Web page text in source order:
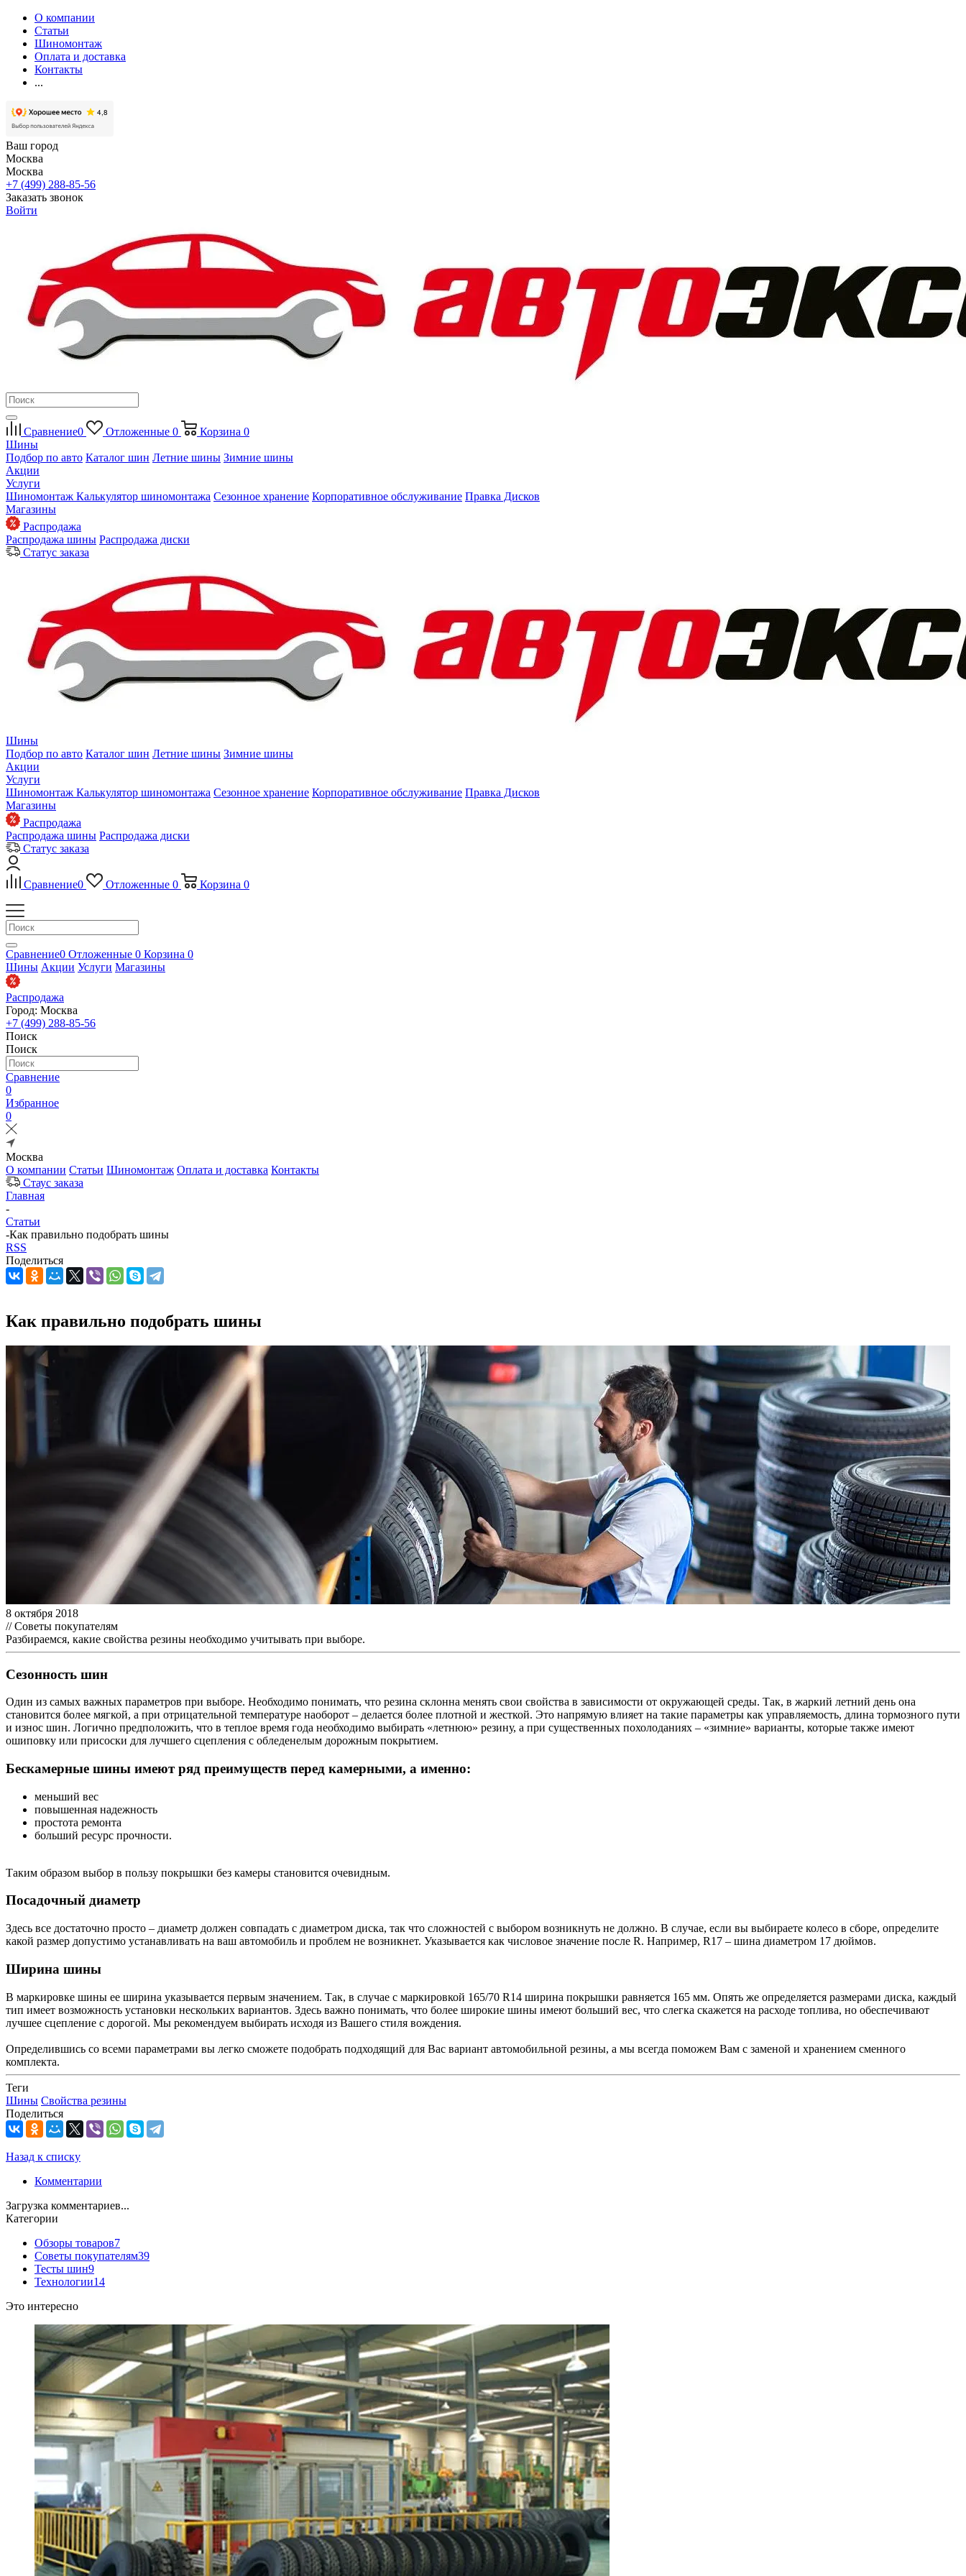
О компании
Статьи
Шиномонтаж
Оплата и доставка
Контакты
...
Ваш город
Москва
Москва
+7 (499) 288-85-56
Заказать звонок
Войти
Сравнение0 Отложенные 0 Корзина 0
Шины
Подбор по авто Каталог шин Летние шины Зимние шины
Акции
Услуги
Шиномонтаж Калькулятор шиномонтажа Сезонное хранение Корпоративное обслуживание Правка Дисков
Магазины
Распродажа
Распродажа шины Распродажа диски
Статус заказа
Шины
Подбор по авто Каталог шин Летние шины Зимние шины
Акции
Услуги
Шиномонтаж Калькулятор шиномонтажа Сезонное хранение Корпоративное обслуживание Правка Дисков
Магазины
Распродажа
Распродажа шины Распродажа диски
Статус заказа
Сравнение0 Отложенные 0 Корзина 0
Сравнение0 Отложенные 0 Корзина 0
Шины Акции Услуги Магазины
Распродажа
Город: Москва
+7 (499) 288-85-56
Поиск
Поиск
Сравнение
0
Избранное
0
Москва
О компании Статьи Шиномонтаж Оплата и доставка Контакты
Стаус заказа
Главная
-
Статьи
-Как правильно подобрать шины
RSS
Поделиться
Как правильно подобрать шины
8 октября 2018
// Советы покупателям
Разбираемся, какие свойства резины необходимо учитывать при выборе.
Сезонность шин
Один из самых важных параметров при выборе. Необходимо понимать, что резина склонна менять свои свойства в зависимости от окружающей среды. Так, в жаркий летний день она
становится более мягкой, а при отрицательной температуре наоборот – делается более плотной и жесткой. Это напрямую влияет на такие параметры как управляемость, длина тормозного пути
и износ шин. Логично предположить, что в теплое время года необходимо выбирать «летнюю» резину, а при существенных похолоданиях – «зимние» варианты, которые также имеют
ошиповку или присоски для лучшего сцепления с обледенелым дорожным покрытием.
Бескамерные шины имеют ряд преимуществ перед камерными, а именно:
меньший вес
повышенная надежность
простота ремонта
больший ресурс прочности.
Таким образом выбор в пользу покрышки без камеры становится очевидным.
Посадочный диаметр
Здесь все достаточно просто – диаметр должен совпадать с диаметром диска, так что сложностей с выбором возникнуть не должно. В случае, если вы выбираете колесо в сборе, определите
какой размер допустимо устанавливать на ваш автомобиль и проблем не возникнет. Указывается как числовое значение после R. Например, R17 – шина диаметром 17 дюймов.
Ширина шины
В маркировке шины ее ширина указывается первым значением. Так, в случае с маркировкой 165/70 R14 ширина покрышки равняется 165 мм. Опять же определяется размерами диска, каждый
тип имеет возможность установки нескольких вариантов. Здесь важно понимать, что более широкие шины имеют больший вес, что слегка скажется на расходе топлива, но обеспечивают
лучшее сцепление с дорогой. Мы рекомендуем выбирать исходя из Вашего стиля вождения.
Определившись со всеми параметрами вы легко сможете подобрать подходящий для Вас вариант автомобильной резины, а мы всегда поможем Вам с заменой и хранением сменного
комплекта.
Теги
Шины Свойства резины
Поделиться
Назад к списку
Комментарии
Загрузка комментариев...
Категории
Обзоры товаров7
Советы покупателям39
Тесты шин9
Технологии14
Это интересно